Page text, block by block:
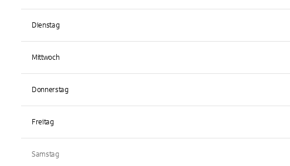
Dienstag
Mittwoch
Donnerstag
Freitag
Samstag